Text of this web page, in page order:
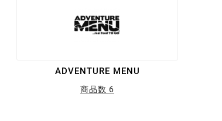
ADVENTURE MENU
商品数 6